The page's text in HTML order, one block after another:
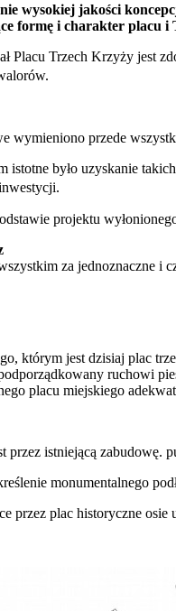
wysokiej jakości
formę i charakter placu i
Placu Trzech Krzyży jest
walorów.
wymieniono przede
istotne było uzyskanie
inwestycji.
projektu
za jednoznaczne
którym jest dzisiaj plac
ruchowi
placu miejskiego
przez istniejącą
monumentalnego
przez plac historyczne